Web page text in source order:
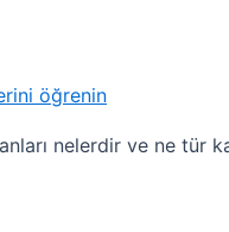
öğrenin
nelerdir ve ne